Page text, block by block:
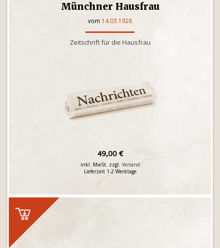
Münchner Hausfrau
vom 14.03.1928
Zeitschrift für die Hausfrau
49,00 €
inkl. MwSt. zzgl. Versand
Lieferzeit 1-2 Werktage